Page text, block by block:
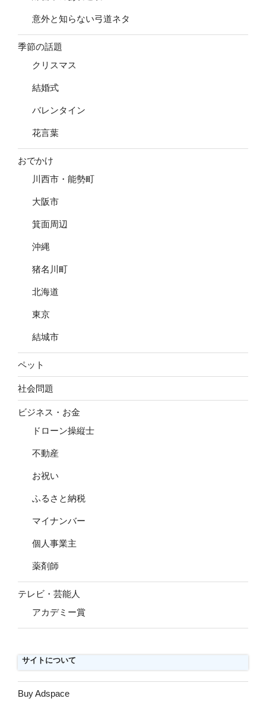
意外と知らない弓道ネタ
季節の話題
クリスマス
結婚式
バレンタイン
花言葉
おでかけ
川西市・能勢町
大阪市
箕面周辺
沖縄
猪名川町
北海道
東京
結城市
ペット
社会問題
ビジネス・お金
ドローン操縦士
不動産
お祝い
ふるさと納税
マイナンバー
個人事業主
薬剤師
テレビ・芸能人
アカデミー賞
サイトについて
Buy Adspace